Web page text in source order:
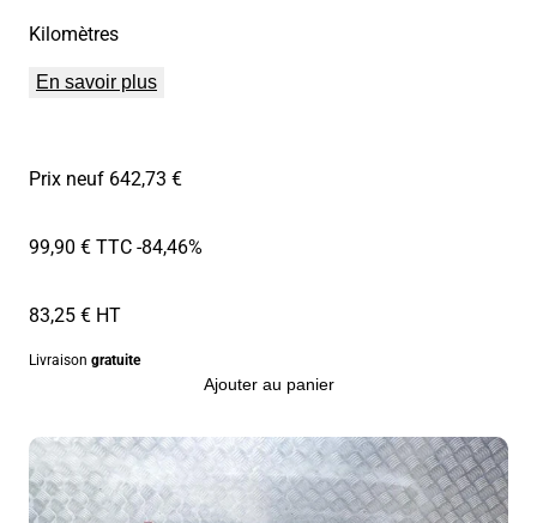
Kilomètres
En savoir plus
Prix neuf 642,73 €
99,90 € TTC-84,46%
83,25 € HT
Livraison gratuite
Ajouter au panier